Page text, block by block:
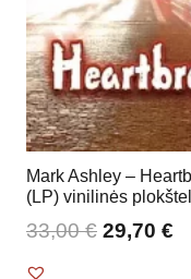
Mark Ashley –
(LP) vinilinės
33,00€ 29,70 €